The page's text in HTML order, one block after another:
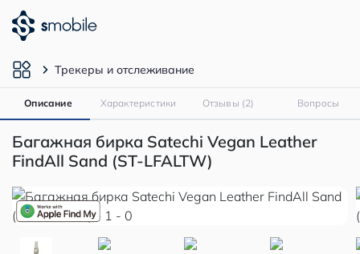
Трекеры и отслеживание
Описание Характеристики Отзывы (2) Вопросы
Багажная бирка Satechi Vegan Leather
FindAll Sand (ST-LFALTW)